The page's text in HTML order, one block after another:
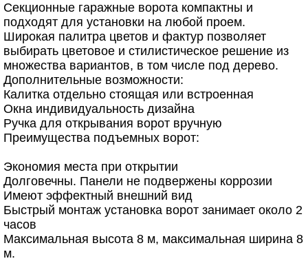
Секционные гаражные ворота компактны и
подходят для установки на любой проем.
Широкая палитра цветов и фактур позволяет
выбирать цветовое и стилистическое решение из
множества вариантов, в том числе под дерево.
Дополнительные возможности:
Калитка отдельно стоящая или встроенная
Окна индивидуальность дизайна
Ручка для открывания ворот вручную
Преимущества подъемных ворот:
Экономия места при открытии
Долговечны. Панели не подвержены коррозии
Имеют эффектный внешний вид
Быстрый монтаж установка ворот занимает около 2
часов
Максимальная высота 8 м, максимальная ширина 8
м.